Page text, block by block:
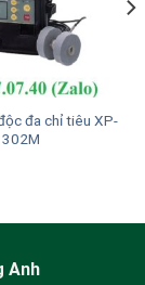
đa chỉ tiêu XP-
302M
Anh